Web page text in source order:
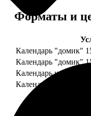
Форматы и
Календарь "домик"
Календарь "домик"
Календарь
Календарь